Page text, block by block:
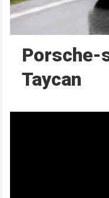
Porsche-
Taycan